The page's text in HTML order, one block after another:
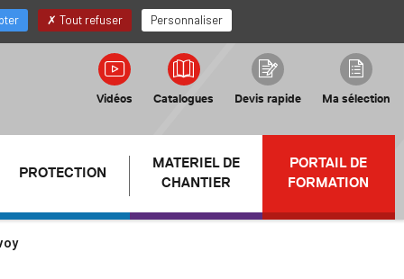
Mon compte Distributeur
Vidéos Catalogues Devis rapide Ma sélection
PROTECTION
MATERIEL DE
CHANTIER
PORTAIL DE
FORMATION
Tout refuser Personnaliser